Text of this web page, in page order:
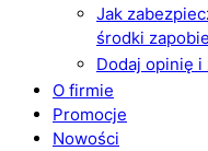
Jak
środki
Dodaj opinię i
O firmie
Promocje
Nowości